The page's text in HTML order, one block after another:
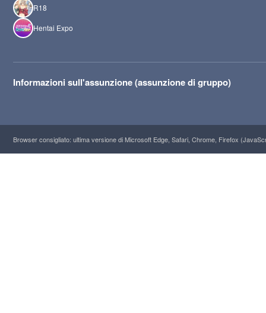
R18
Hentai Expo
Informazioni sull'assunzione (assunzione di gruppo)
Browser consigliato: ultima versione di Microsoft Edge, Safari, Chrome, Firefox